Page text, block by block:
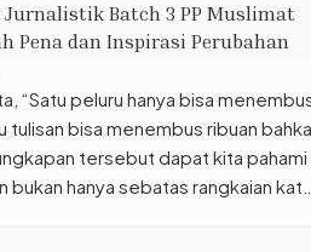
Hani Akbar, Ketua Umum PP
bahwa MMi dibentuk karena generasi
Batch 3 PP Muslimat
Pena dan Inspirasi Perubahan
“Satu peluru hanya bisa
tulisan bisa menembus ribuan
tersebut dapat kita pahami
bukan hanya sebatas rangkaian kata